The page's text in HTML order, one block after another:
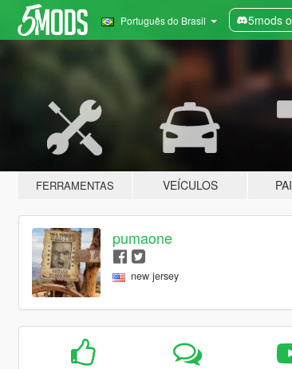
Português do Brasil 5mods
FERRAMENTAS VEÍCULOS
pumaone
new jersey